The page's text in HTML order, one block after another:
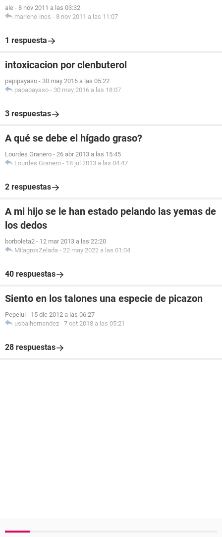
ale - 8 nov 2011 a las 03:32
marlene-ines - 8 nov 2011 a las 11:07
1 respuesta
intoxicacion por clenbuterol
papipayaso - 30 may 2016 a las 05:22
papapayaso - 30 may 2016 a las 18:07
3 respuestas
A qué se debe el hígado graso?
Lourdes Granero - 26 abr 2013 a las 15:45
Lourdes Granero - 18 jul 2013 a las 04:47
2 respuestas
A mi hijo se le han estado pelando las yemas de
los dedos
borboleta2 - 12 mar 2013 a las 22:20
MilagrosZelada - 22 may 2022 a las 01:04
40 respuestas
Siento en los talones una especie de picazon
Pepelui - 15 dic 2012 a las 06:27
usbalhernandez - 7 oct 2018 a las 05:21
28 respuestas